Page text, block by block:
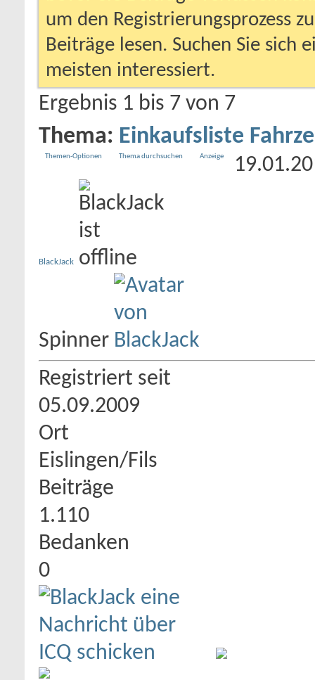
um den Registrierungsprozess
Beiträge lesen. Suchen Sie sich
meisten interessiert.
Ergebnis 1 bis 7 von 7
Thema: Einkaufsliste
Themen-Optionen Thema durchsuchen Anzeige
BlackJack
Spinner
Registriert seit
05.09.2009
Ort
Eislingen/Fils
Beiträge
1.110
Bedanken
0